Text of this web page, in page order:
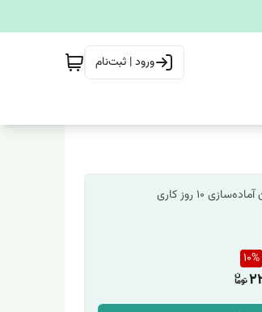
ورود | ثبت‌نام
آماده‌سازی 10 روز کاری
10%